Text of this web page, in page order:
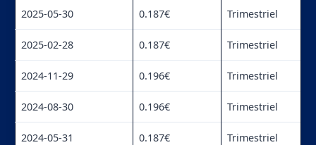
2025-05-30 0.187€ Trimestriel
2025-02-28 0.187€ Trimestriel
2024-11-29 0.196€ Trimestriel
2024-08-30 0.196€ Trimestriel
2024-05-31 0.187€ Trimestriel